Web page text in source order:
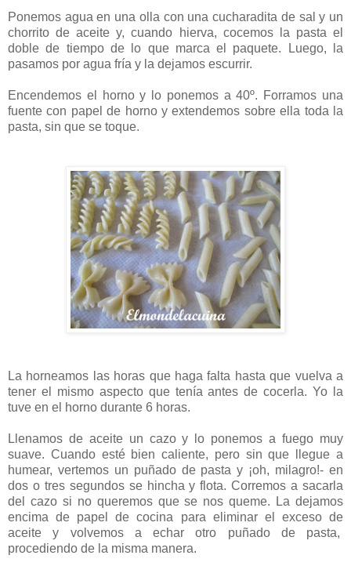
Ponemos agua en una olla con una cucharadita de sal y un
chorrito de aceite y, cuando hierva, cocemos la pasta el
doble de tiempo de lo que marca el paquete. Luego, la
pasamos por agua fría y la dejamos escurrir.
Encendemos el horno y lo ponemos a 40º. Forramos una
fuente con papel de horno y extendemos sobre ella toda la
pasta, sin que se toque.
La horneamos las horas que haga falta hasta que vuelva a
tener el mismo aspecto que tenía antes de cocerla. Yo la
tuve en el horno durante 6 horas.
Llenamos de aceite un cazo y lo ponemos a fuego muy
suave. Cuando esté bien caliente, pero sin que llegue a
humear, vertemos un puñado de pasta y ¡oh, milagro!- en
dos o tres segundos se hincha y flota. Corremos a sacarla
del cazo si no queremos que se nos queme. La dejamos
encima de papel de cocina para eliminar el exceso de
aceite y volvemos a echar otro puñado de pasta,
procediendo de la misma manera.